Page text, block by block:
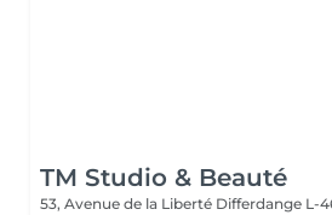
TM Studio & Beauté
53, Avenue de la Liberté Differdange L-